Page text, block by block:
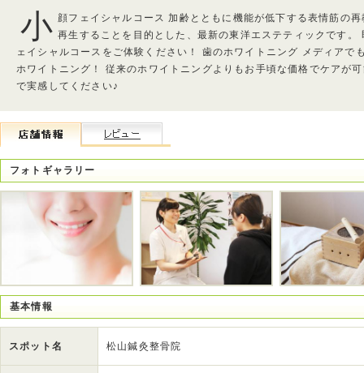
小 顔フェイシャルコース 加齢とともに機能が低下する表情筋の
再生することを目的とした、最新の東洋エステティックです
ェイシャルコースをご体験ください！ 歯のホワイトニング メディアで
ホワイトニング！ 従来のホワイトニングよりもお手頃な価格でケアが
で実感してください♪
フォトギャラリー
基本情報
スポット名 松山鍼灸整骨院